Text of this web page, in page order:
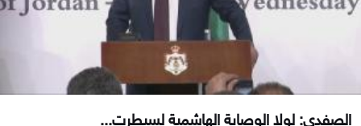
الصفدي: لولا الوصاية الهاشمية لسيطرت...